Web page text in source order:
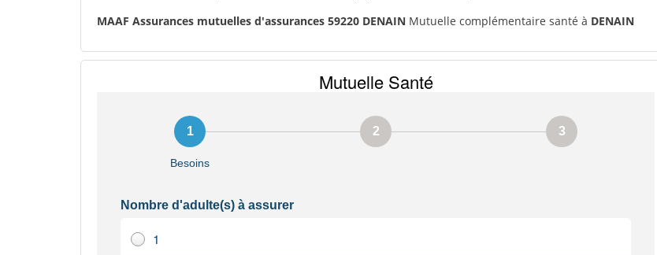
MAAF Assurances mutuelles d'assurances 59220 DENAIN Mutuelle complémentaire santé à DENAIN